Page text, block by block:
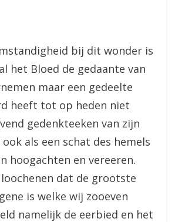
bij dit wonder is
het Bloed de gedaante van
maar een gedeelte
heeft tot op heden niet
gedenkteeken van zijn
als een schat des hemels
hoogachten en vereeren.
dat de grootste
is welke wij zooeven
namelijk de eerbied en het